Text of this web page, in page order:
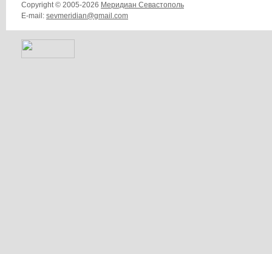
Copyright © 2005-2026 Меридиан Севастополь
E-mail: sevmeridian@gmail.com